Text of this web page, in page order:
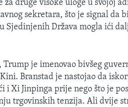
druge visoke uloge u svojoj
sekretara, što je signal da
Sjedinjenih Država mogla ići
je imenovao bivšeg
Branstad je nastojao da
Xi Jinpinga prije nego što je
trgovinskih tenzija. Ali dvije